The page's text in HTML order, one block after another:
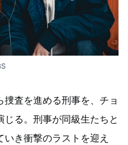
査を進める刑事を、チョ
る。刑事が同級生たちと
き衝撃のラストを迎え